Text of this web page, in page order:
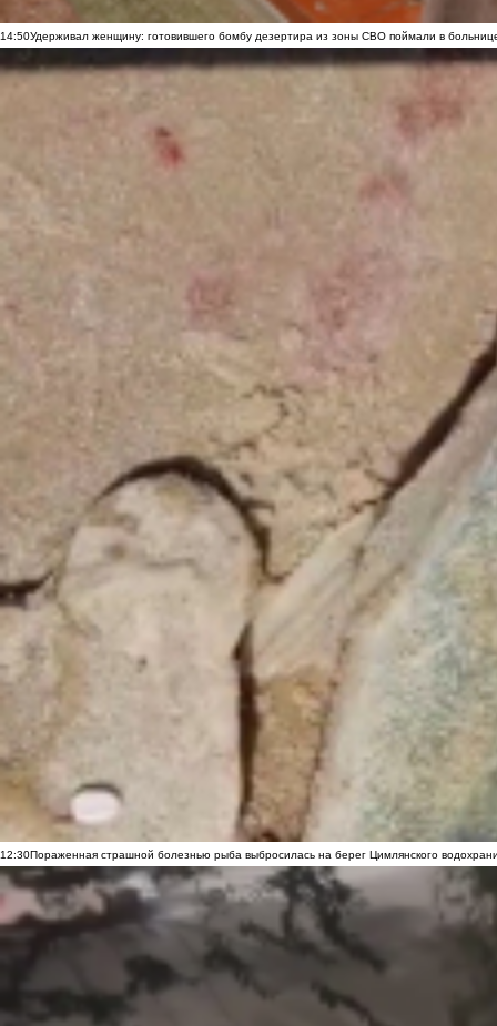
14:50Удерживал женщину: готовившего бомбу дезертира из зоны СВО поймали в
12:30Пораженная страшной болезнью рыба выбросилась на берег Цимлянского